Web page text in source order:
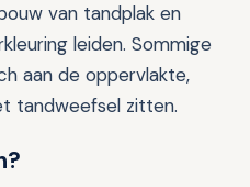
van tandplak en
leiden. Sommige
aan de oppervlakte,
tandweefsel zitten.